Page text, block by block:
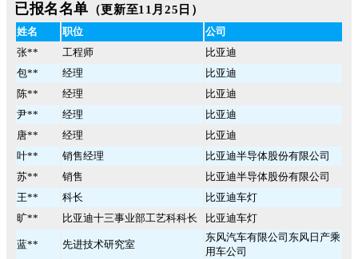
已报名名单 （更新至11月25日）
姓名 职位
公司
张**
工程师
比亚迪
包**
经理
比亚迪
陈**
经理
比亚迪
尹**
经理
比亚迪
唐**
经理
比亚迪
叶**
销售经理
比亚迪半导体股份有限公司
苏**
销售
比亚迪半导体股份有限公司
王**
科长
比亚迪车灯
旷**
比亚迪十三事业部工艺科科长 比亚迪车灯
蓝** 先进技术研究室
东风汽车有限公司东风日产乘
用车公司